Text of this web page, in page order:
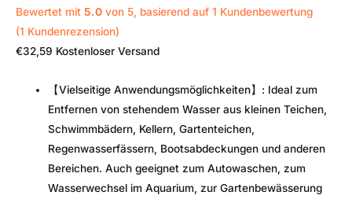
Bewertet mit 5.0 von 5, basierend auf 1 Kundenbewertung
(1 Kundenrezension)
€32,59 Kostenloser Versand
【Vielseitige Anwendungsmöglichkeiten】: Ideal zum
Entfernen von stehendem Wasser aus kleinen Teichen,
Schwimmbädern, Kellern, Gartenteichen,
Regenwasserfässern, Bootsabdeckungen und anderen
Bereichen. Auch geeignet zum Autowaschen, zum
Wasserwechsel im Aquarium, zur Gartenbewässerung